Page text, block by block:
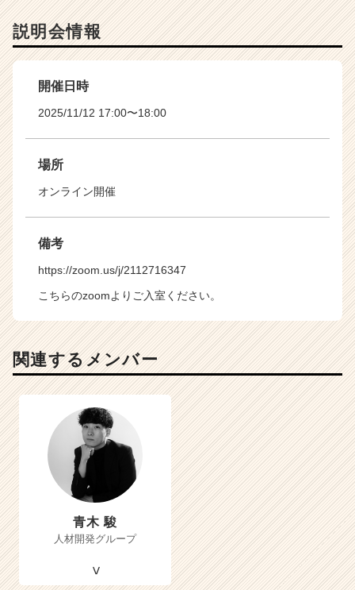
説明会情報
開催日時
2025/11/12 17:00〜18:00
場所
オンライン開催
備考
https://zoom.us/j/2112716347
こちらのzoomよりご入室ください。
関連するメンバー
青木 駿
人材開発グループ